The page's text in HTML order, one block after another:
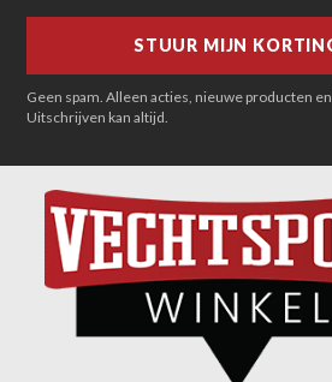
Geen spam. Alleen acties, nieuwe producten
Uitschrijven kan altijd.